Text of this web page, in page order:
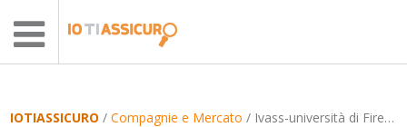
IOTIASSICURO /Compagnie e Mercato / Ivass-università di Firenze: accordo sulla formazione assicurativa